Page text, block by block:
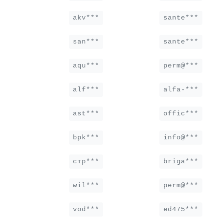
akv*** sante***
san*** sante***
aqu*** perm@***
alf*** alfa-***
ast*** offic***
bpk*** info@***
стр*** briga***
wil*** perm@***
vod*** ed475***